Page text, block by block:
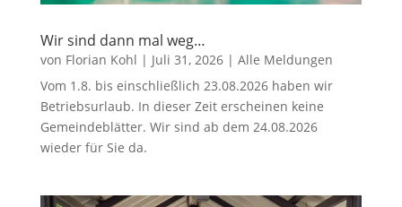
Wir sind dann mal weg…
von Florian Kohl | Juli 31, 2026| Alle Meldungen
Vom 1.8. bis einschließlich 23.08.2026 haben wir
Betriebsurlaub. In dieser Zeit erscheinen keine
Gemeindeblätter. Wir sind ab dem 24.08.2026
wieder für Sie da.